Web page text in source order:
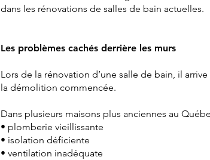
dans les rénovations de salles de bain actuelles.
Les problèmes cachés derrière les murs
Lors de la rénovation d’une salle de bain, il
la démolition commencée.
Dans plusieurs maisons plus anciennes au
• plomberie vieillissante
• isolation déficiente
• ventilation inadéquate